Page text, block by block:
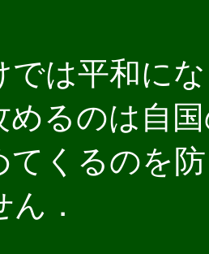
は平和に
るのは自
てくるのを
．